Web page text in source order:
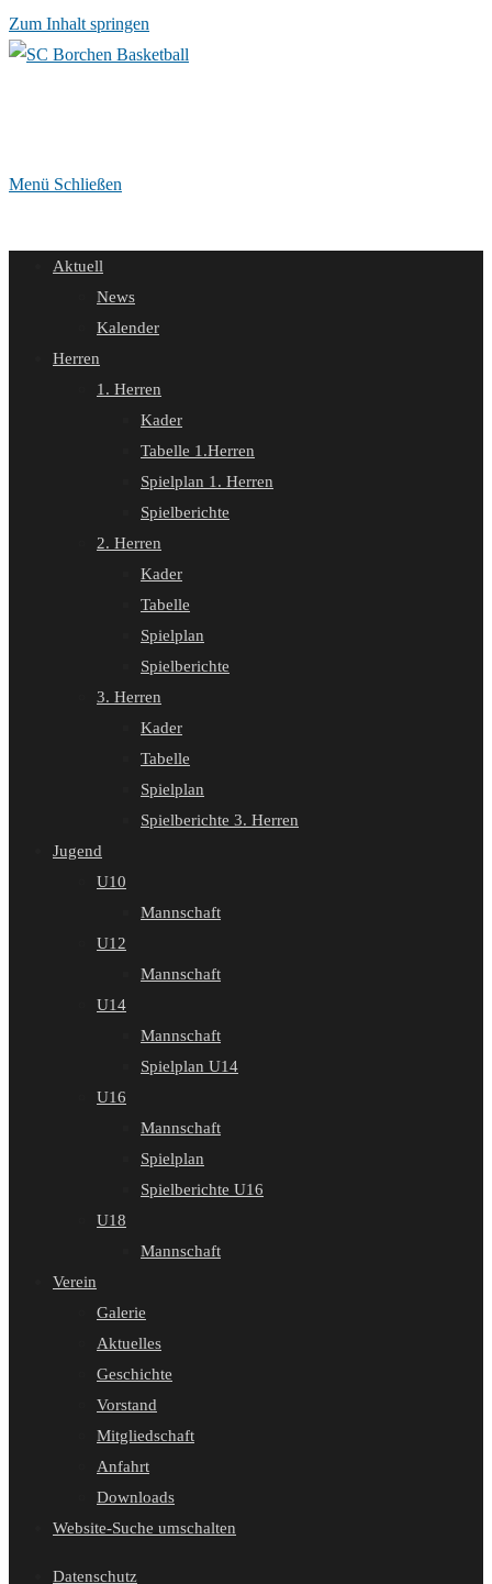
Zum Inhalt springen
Menü Schließen
Aktuell
News
Kalender
Herren
1. Herren
Kader
Tabelle 1.Herren
Spielplan 1. Herren
Spielberichte
2. Herren
Kader
Tabelle
Spielplan
Spielberichte
3. Herren
Kader
Tabelle
Spielplan
Spielberichte 3. Herren
Jugend
U10
Mannschaft
U12
Mannschaft
U14
Mannschaft
Spielplan U14
U16
Mannschaft
Spielplan
Spielberichte U16
U18
Mannschaft
Verein
Galerie
Aktuelles
Geschichte
Vorstand
Mitgliedschaft
Anfahrt
Downloads
Website-Suche umschalten
Datenschutz